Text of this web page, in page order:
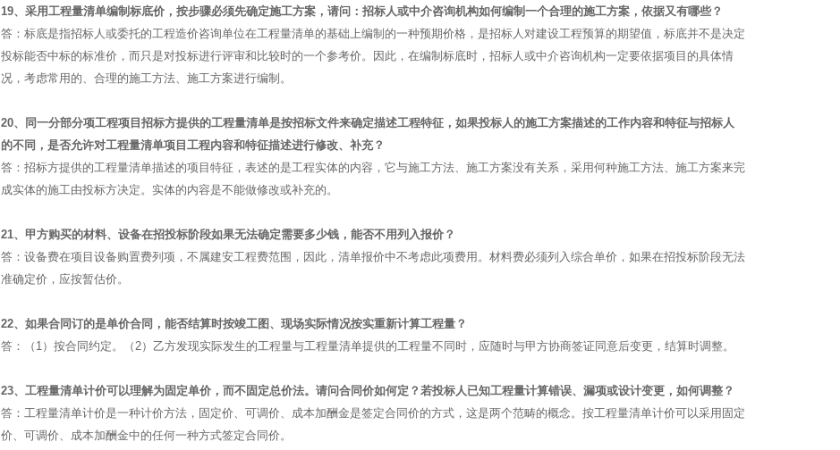
19、采用工程量清单编制标底价，按步骤必须先确定施工方案，请问：招标人或中介咨询机构如何编制一个合理的施工方案，依据又有哪些？
答：标底是指招标人或委托的工程造价咨询单位在工程量清单的基础上编制的一种预期价格，是招标人对建设工程预算的期望值，标底并不是决定
投标能否中标的标准价，而只是对投标进行评审和比较时的一个参考价。因此，在编制标底时，招标人或中介咨询机构一定要依据项目的具体情
况，考虑常用的、合理的施工方法、施工方案进行编制。
20、同一分部分项工程项目招标方提供的工程量清单是按招标文件来确定描述工程特征，如果投标人的施工方案描述的工作内容和特征与招标人
的不同，是否允许对工程量清单项目工程内容和特征描述进行修改、补充？
答：招标方提供的工程量清单描述的项目特征，表述的是工程实体的内容，它与施工方法、施工方案没有关系，采用何种施工方法、施工方案来完
成实体的施工由投标方决定。实体的内容是不能做修改或补充的。
21、甲方购买的材料、设备在招投标阶段如果无法确定需要多少钱，能否不用列入报价？
答：设备费在项目设备购置费列项，不属建安工程费范围，因此，清单报价中不考虑此项费用。材料费必须列入综合单价，如果在招投标阶段无法
准确定价，应按暂估价。
22、如果合同订的是单价合同，能否结算时按竣工图、现场实际情况按实重新计算工程量？
答：（1）按合同约定。（2）乙方发现实际发生的工程量与工程量清单提供的工程量不同时，应随时与甲方协商签证同意后变更，结算时调整。
23、工程量清单计价可以理解为固定单价，而不固定总价法。请问合同价如何定？若投标人已知工程量计算错误、漏项或设计变更，如何调整？
答：工程量清单计价是一种计价方法，固定价、可调价、成本加酬金是签定合同价的方式，这是两个范畴的概念。按工程量清单计价可以采用固定
价、可调价、成本加酬金中的任何一种方式签定合同价。